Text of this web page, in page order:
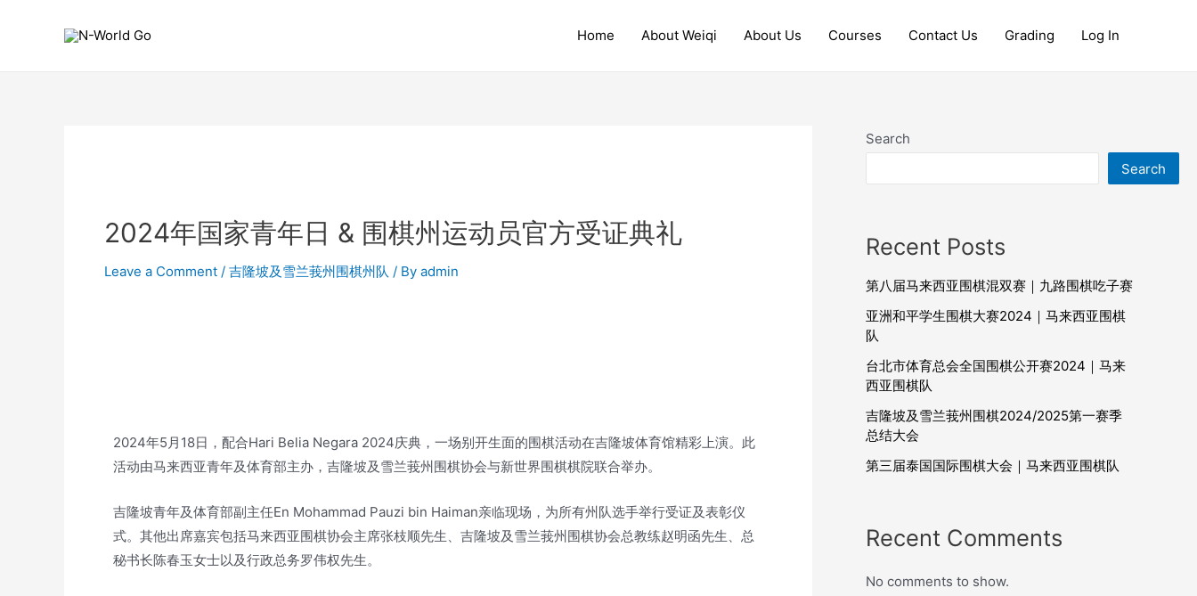
Home About Weiqi About Us Courses Contact Us Grading Log In
2024年国家青年日 & 围棋州运动员官方受证典礼
Leave a Comment / 吉隆坡及雪兰莪州围棋州队 / By admin
2024年5月18日，配合Hari Belia Negara 2024庆典，一场别开生面的围棋活动在吉隆坡体育馆精彩上演。此
活动由马来西亚青年及体育部主办，吉隆坡及雪兰莪州围棋协会与新世界围棋棋院联合举办。
吉隆坡青年及体育部副主任En Mohammad Pauzi bin Haiman亲临现场，为所有州队选手举行受证及表彰仪
式。其他出席嘉宾包括马来西亚围棋协会主席张枝顺先生、吉隆坡及雪兰莪州围棋协会总教练赵明函先生、总
秘书长陈春玉女士以及行政总务罗伟权先生。
Search
Search
Recent Posts
第八届马来西亚围棋混双赛｜九路围棋吃子赛
亚洲和平学生围棋大赛2024｜马来西亚围棋
队
台北市体育总会全国围棋公开赛2024｜马来
西亚围棋队
吉隆坡及雪兰莪州围棋2024/2025第一赛季
总结大会
第三届泰国国际围棋大会｜马来西亚围棋队
Recent Comments
No comments to show.